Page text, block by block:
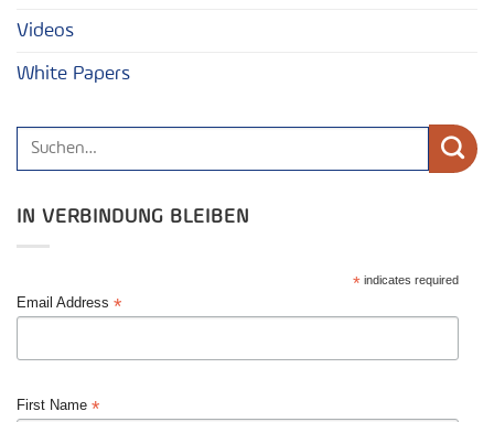
Videos
White Papers
IN VERBINDUNG BLEIBEN
* indicates required
Email Address *
First Name *